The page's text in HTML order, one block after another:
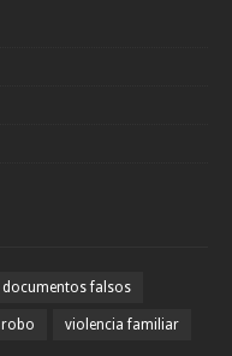
documentos falsos
robo violencia familiar